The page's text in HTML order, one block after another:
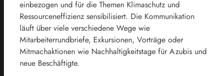
einbezogen und für die Themen Klimaschutz und
Ressourceneffizienz sensibilisiert. Die Kommunikation
läuft über viele verschiedene Wege wie
Mitarbeiterrundbriefe, Exkursionen, Vorträge oder
Mitmachaktionen wie Nachhaltigkeitstage für Azubis und
neue Beschäftigte.